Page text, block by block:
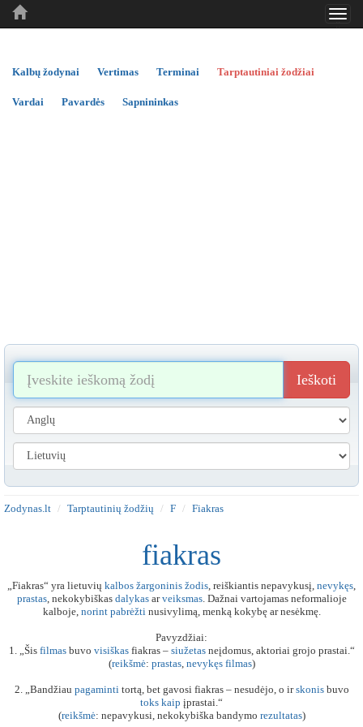
..
..
Kalbų žodynai Vertimas Terminai Tarptautiniai žodžiai
Vardai Pavardės Sapnininkas
Ieškoti
Zodynas.lt Tarptautinių žodžių F Fiakras
fiakras
„Fiakras“ yra lietuvių kalbos žargoninis žodis, reiškiantis nepavykusį, nevykęs,
prastas, nekokybiškas dalykasarveiksmas. Dažnai vartojamas neformalioje
kalboje, norint pabrėžtinusivylimą, menką kokybę ar nesėkmę.
Pavyzdžiai:
1. „Šis filmasbuvo visiškasfiakras – siužetasneįdomus, aktoriai grojo prastai.“
(reikšmė: prastas, nevykęs filmas)
2. „Bandžiau pagamintitortą, bet gavosi fiakras – nesudėjo, o irskonisbuvo
toks kaip įprastai.“
(reikšmė: nepavykusi, nekokybiška bandymo rezultatas)